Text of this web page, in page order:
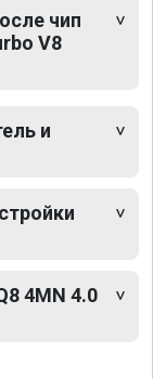
чип
V8
и
4MN 4.0